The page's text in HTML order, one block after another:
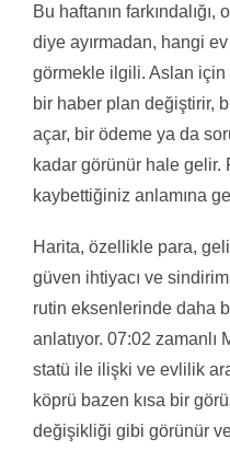
Bu haftanın
diye ayırmadan, hangi
görmekle ilgili. Aslan için
bir haber plan değiştirir,
açar, bir ödeme ya da
kadar görünür hale gelir.
kaybettiğiniz anlamına
Harita, özellikle para,
güven ihtiyacı ve
rutin eksenlerinde daha
anlatıyor. 07:02 zamanlı
statü ile ilişki ve evlilik
köprü bazen kısa bir
değişikliği gibi görünür